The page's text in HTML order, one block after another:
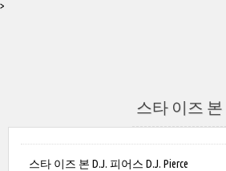
>
스타 이즈 본
스타 이즈 본 D.J. 피어스 D.J. Pierce